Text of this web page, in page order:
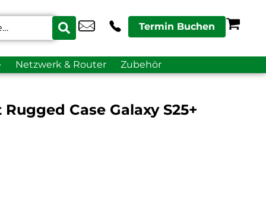
Termin Buchen
Netzwerk & Router Zubehör
Case Galaxy S25+